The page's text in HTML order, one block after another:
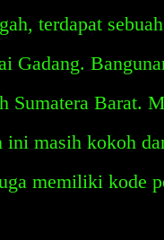
terdapat
Gadang.
Sumatera Barat.
ini masih kokoh
memiliki kode